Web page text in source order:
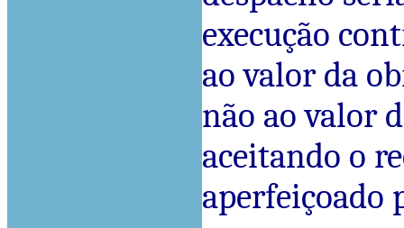
execução
ao valor da
não ao valor
aceitando o
aperfeiçoado